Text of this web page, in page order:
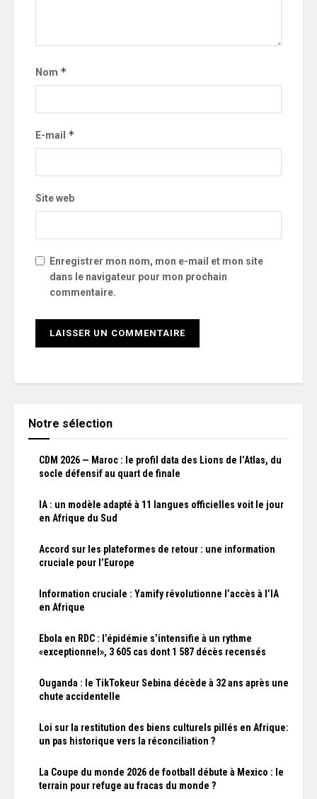
Nom *
E-mail *
Site web
Enregistrer mon nom, mon e-mail et mon site
dans le navigateur pour mon prochain
commentaire.
Notre sélection
CDM 2026 — Maroc : le profil data des Lions de l’Atlas, du
socle défensif au quart de finale
IA : un modèle adapté à 11 langues officielles voit le jour
en Afrique du Sud
Accord sur les plateformes de retour : une information
cruciale pour l’Europe
Information cruciale : Yamify révolutionne l’accès à l’IA
en Afrique
Ebola en RDC : l’épidémie s’intensifie à un rythme
«exceptionnel», 3 605 cas dont 1 587 décès recensés
Ouganda : le TikTokeur Sebina décède à 32 ans après une
chute accidentelle
Loi sur la restitution des biens culturels pillés en Afrique:
un pas historique vers la réconciliation ?
La Coupe du monde 2026 de football débute à Mexico : le
terrain pour refuge au fracas du monde ?